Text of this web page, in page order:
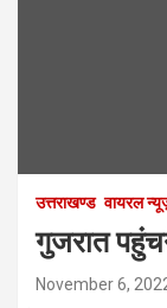
उत्तराखण्ड वायरल
गुजरात
November 6,